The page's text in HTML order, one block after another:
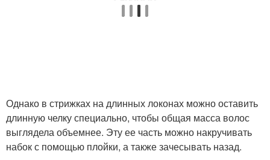
Однако в стрижках на длинных локонах можно оставить
длинную челку специально, чтобы общая масса волос
выглядела объемнее. Эту ее часть можно накручивать
набок с помощью плойки, а также зачесывать назад.